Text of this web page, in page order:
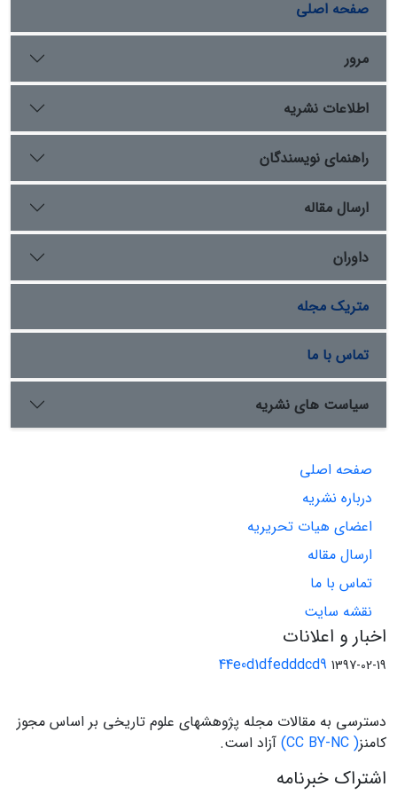
بستن مجلس، برخلاف آراء کسروی، باتوجه‌به تهدید سفرای
روس و انگلیس، درصدد مماشات و همراهی با محمد‌علی شاه
بود و به خویشتن‌داری و برهم زدن اجتماع مجاهدان تأکید
کرد. او شب پیش‌از به توپ بستن مجلس، خانه‌نشینی را به
ممارست در مقابله با جبهۀ استبداد و عزیمت به مجلس
ترجیح داد و عازم سفارت انگلیس شد. برخلاف نظر کسروی،
به‌نظر می‌رسد، تقی‌زاده گماشته و همکار با سیاست
انگلیسی‌ها نبوده‌است؛ ولی تصور نادرست نسبت به همراهی
انگلیسی‌ها با خواست مردم و مشروطه، بر این برداشت
کسروی تأثیر گذاشت. پژوهش حاضر با بهره‌گیری از منابع
کتابخانه‌ای، مجلات و مقاله‌ها، به‌شیوۀ توصیفی-تبیینی به
موضوع پرداخته است.
صفحه اصلی
مرور
اطلاعات نشریه
راهنمای نویسندگان
ارسال مقاله
داوران
متریک مجله
تماس با ما
سیاست های نشریه
صفحه اصلی
درباره نشریه
اعضای هیات تحریریه
ارسال مقاله
تماس با ما
نقشه سایت
اخبار و اعلانات
44e0d1dfedddcd9 1397-02-19
دسترسی به مقالات مجله پژوهشهای علوم تاریخی بر اساس مجوز
کامنز( CC BY-NC) آزاد است.
اشتراک خبرنامه